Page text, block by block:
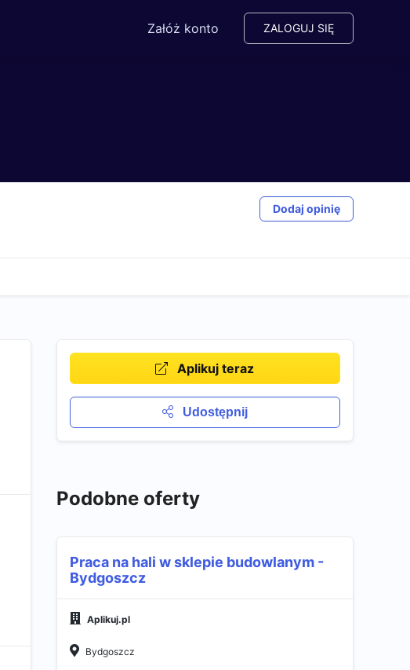
Załóż konto ZALOGUJ SIĘ
Dodaj opinię
Aplikuj teraz
Udostępnij
Podobne oferty
Praca na hali w sklepie budowlanym -
Bydgoszcz
Aplikuj.pl
Bydgoszcz